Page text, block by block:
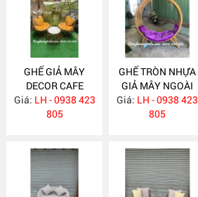
GHẾ GIẢ MÂY
DECOR CAFE
NH246
Giá: LH - 0938 423
805
GHẾ TRÒN NHỰA
GIẢ MÂY NGOÀI
TRỜI NH245
Giá: LH - 0938 423
805